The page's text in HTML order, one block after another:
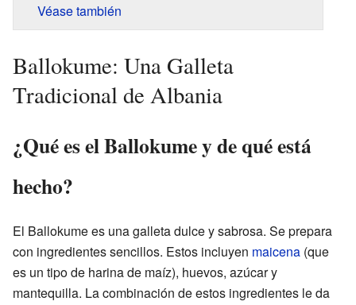
Véase también
Ballokume: Una Galleta
Tradicional de Albania
¿Qué es el Ballokume y de qué está
hecho?
El Ballokume es una galleta dulce y sabrosa. Se prepara
con ingredientes sencillos. Estos incluyen maicena (que
es un tipo de harina de maíz), huevos, azúcar y
mantequilla. La combinación de estos ingredientes le da